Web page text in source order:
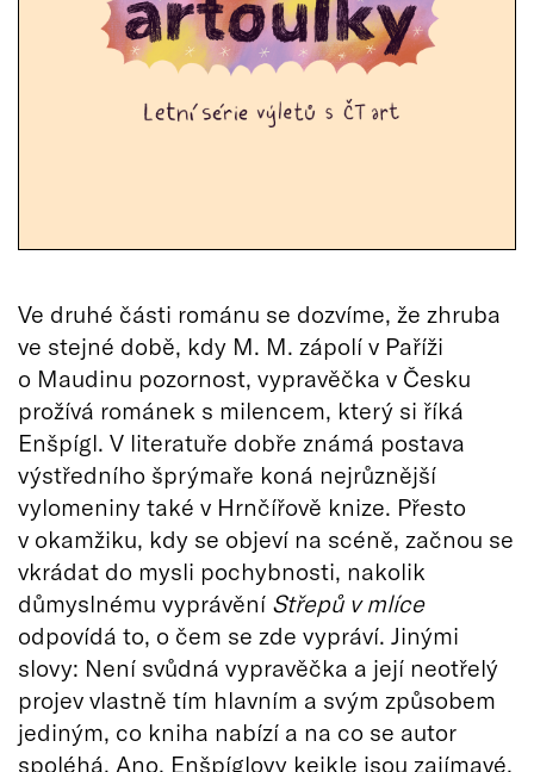
Ve druhé části románu se dozvíme, že zhruba
ve stejné době, kdy M. M. zápolí v Paříži
o Maudinu pozornost, vypravěčka v Česku
prožívá románek s milencem, který si říká
Enšpígl. V literatuře dobře známá postava
výstředního šprýmaře koná nejrůznější
vylomeniny také v Hrnčířově knize. Přesto
v okamžiku, kdy se objeví na scéně, začnou se
vkrádat do mysli pochybnosti, nakolik
důmyslnému vyprávění Střepů v mlíce
odpovídá to, o čem se zde vypráví. Jinými
slovy: Není svůdná vypravěčka a její neotřelý
projev vlastně tím hlavním a svým způsobem
jediným, co kniha nabízí a na co se autor
spoléhá. Ano, Enšpíglovy kejkle jsou zajímavé,